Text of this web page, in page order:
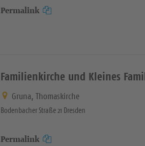
Permalink
Familienkirche und Kleines
Gruna, Thomaskirche
Bodenbacher Straße 21 Dresden
Permalink